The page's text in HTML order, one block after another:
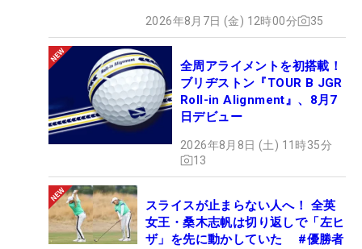
2026年8月7日 (金) 12時00分 35
全周アライメントを初搭載！
ブリヂストン『TOUR B JGR
Roll-in Alignment』、8月7
日デビュー
2026年8月8日 (土) 11時35分
13
スライスが止まらない人へ！ 全英
女王・桑木志帆は切り返しで「左ヒ
ザ」を先に動かしていた #優勝者